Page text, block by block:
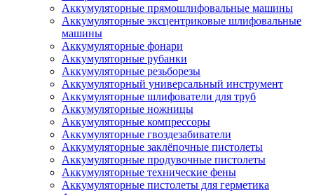
Аккумуляторные прямошлифовальные машины
Аккумуляторные эксцентриковые шлифовальные
машины
Аккумуляторные фонари
Аккумуляторные рубанки
Аккумуляторные резьборезы
Аккумуляторный универсальный инструмент
Аккумуляторные шлифователи для труб
Аккумуляторные ножницы
Аккумуляторные компрессоры
Аккумуляторные гвоздезабиватели
Аккумуляторные заклёпочные пистолеты
Аккумуляторные продувочные пистолеты
Аккумуляторные технические фены
Аккумуляторные пистолеты для герметика